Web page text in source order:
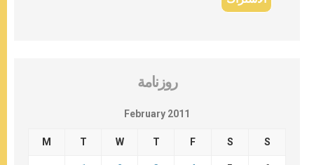
روزنامة
February 2011
M T W T F S S